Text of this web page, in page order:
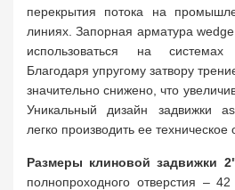
перекрытия потока на
линиях. Запорная арматура
использоваться на системах
Благодаря упругому затвору
значительно снижено, что
Уникальный дизайн задвижки
легко производить ее техническое
Размеры клиновой задвижки
полнопроходного отверстия –